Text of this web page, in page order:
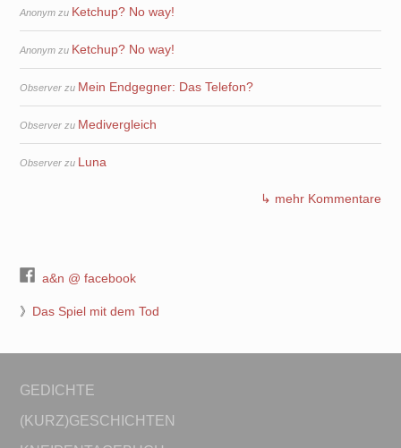
Anonym zu Ketchup? No way!
Anonym zu Ketchup? No way!
Observer zu Mein Endgegner: Das Telefon?
Observer zu Medivergleich
Observer zu Luna
↳ mehr Kommentare
a&n @ facebook
》 Das Spiel mit dem Tod
GEDICHTE
(KURZ)GESCHICHTEN